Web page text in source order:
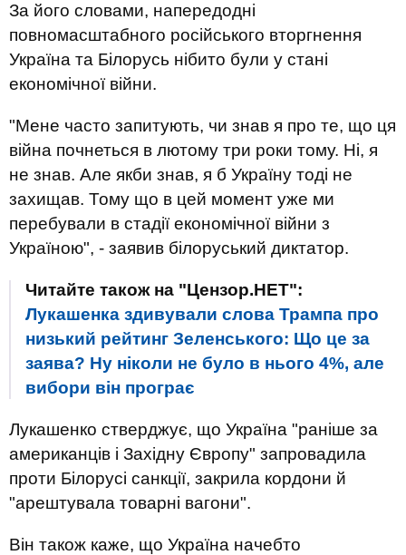
За його словами, напередодні
повномасштабного російського вторгнення
Україна та Білорусь нібито були у стані
економічної війни.
"Мене часто запитують, чи знав я про те, що ця
війна почнеться в лютому три роки тому. Ні, я
не знав. Але якби знав, я б Україну тоді не
захищав. Тому що в цей момент уже ми
перебували в стадії економічної війни з
Україною", - заявив білоруський диктатор.
Читайте також на "Цензор.НЕТ":
Лукашенка здивували слова Трампа про
низький рейтинг Зеленського: Що це за
заява? Ну ніколи не було в нього 4%, але
вибори він програє
Лукашенко стверджує, що Україна "раніше за
американців і Західну Європу" запровадила
проти Білорусі санкції, закрила кордони й
"арештувала товарні вагони".
Він також каже, що Україна начебто